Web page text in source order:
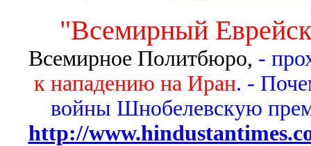
"Всемирный
Всемирное Политбюро, -
к нападению на Иран. -
войны Шнобелевскую
http://